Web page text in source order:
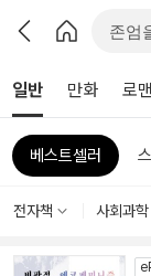
일반 만화 로
베스트셀러
전자책 사회과학